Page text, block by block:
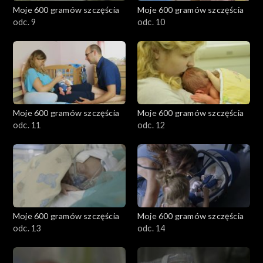
Moje 600 gramów szczęścia
odc. 9
Moje 600 gramów szczęścia
odc. 10
Moje 600 gramów szczęścia
odc. 11
Moje 600 gramów szczęścia
odc. 12
Moje 600 gramów szczęścia
odc. 13
Moje 600 gramów szczęścia
odc. 14